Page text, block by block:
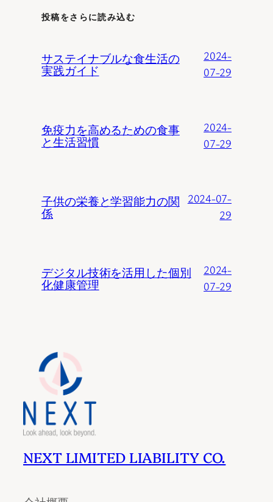
投稿をさらに読み込む
サステイナブルな食生活の
実践ガイド
2024-
07-29
免疫力を高めるための食事
と生活習慣
2024-
07-29
子供の栄養と学習能力の関
係
2024-07-
29
デジタル技術を活用した個別
化健康管理
2024-
07-29
NEXT LIMITED LIABILITY CO.